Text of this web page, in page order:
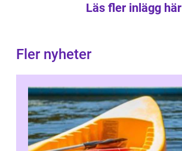
Läs fler inlägg här
Fler nyheter